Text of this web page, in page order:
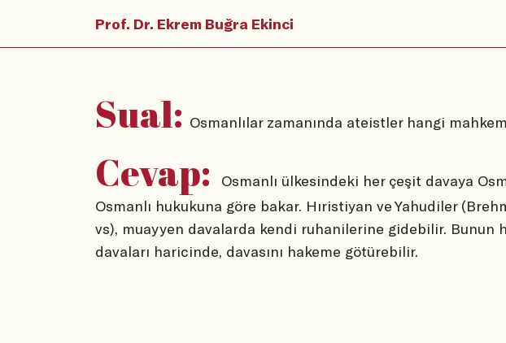
Prof. Dr. Ekrem Buğra Ekinci
Sual: Osmanlılar zamanında ateistler hangi
Cevap:
Osmanlı ülkesindeki her çeşit davaya
Osmanlı hukukuna göre bakar. Hıristiyan ve Yahudiler
vs), muayyen davalarda kendi ruhanilerine gidebilir. Bunun
davaları haricinde, davasını hakeme götürebilir.